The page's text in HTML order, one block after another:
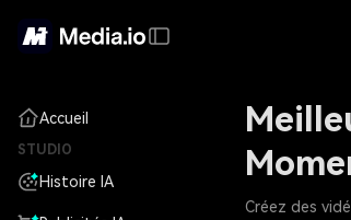
Accueil
STUDIO
Histoire IA
Créez des